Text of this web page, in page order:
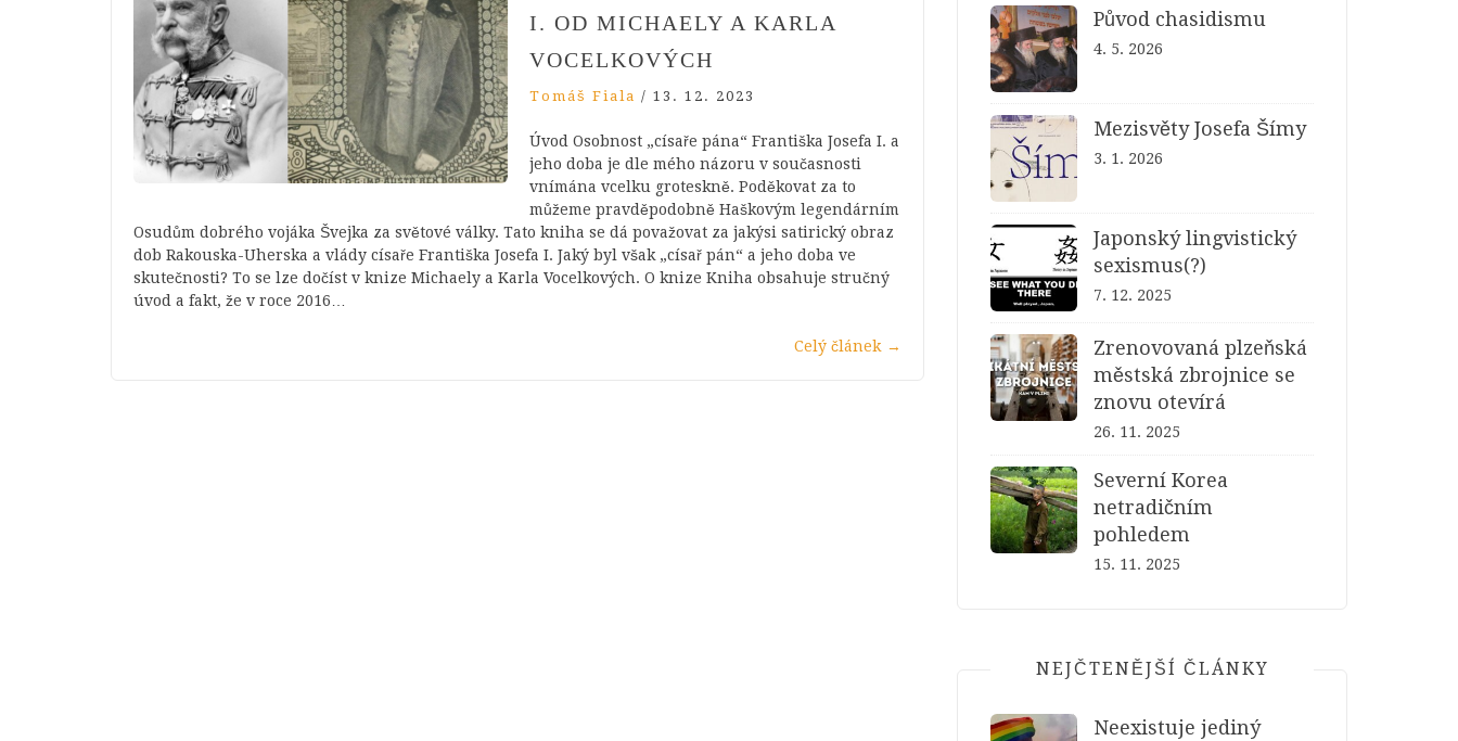
I. OD MICHAELY A KARLA
VOCELKOVÝCH
Tomáš Fiala / 13. 12. 2023
Úvod Osobnost „císaře pána“ Františka Josefa I. a
jeho doba je dle mého názoru v současnosti
vnímána vcelku groteskně. Poděkovat za to
můžeme pravděpodobně Haškovým legendárním
Osudům dobrého vojáka Švejka za světové války. Tato kniha se dá považovat za jakýsi satirický obraz
dob Rakouska-Uherska a vlády císaře Františka Josefa I. Jaký byl však „císař pán“ a jeho doba ve
skutečnosti? To se lze dočíst v knize Michaely a Karla Vocelkových. O knize Kniha obsahuje stručný
úvod a fakt, že v roce 2016…
Celý článek →
Původ chasidismu
4. 5. 2026
Mezisvěty Josefa Šímy
3. 1. 2026
Japonský lingvistický
sexismus(?)
7. 12. 2025
Zrenovovaná plzeňská
městská zbrojnice se
znovu otevírá
26. 11. 2025
Severní Korea
netradičním
pohledem
15. 11. 2025
NEJČTENĚJŠÍ ČLÁNKY
Neexistuje jediný